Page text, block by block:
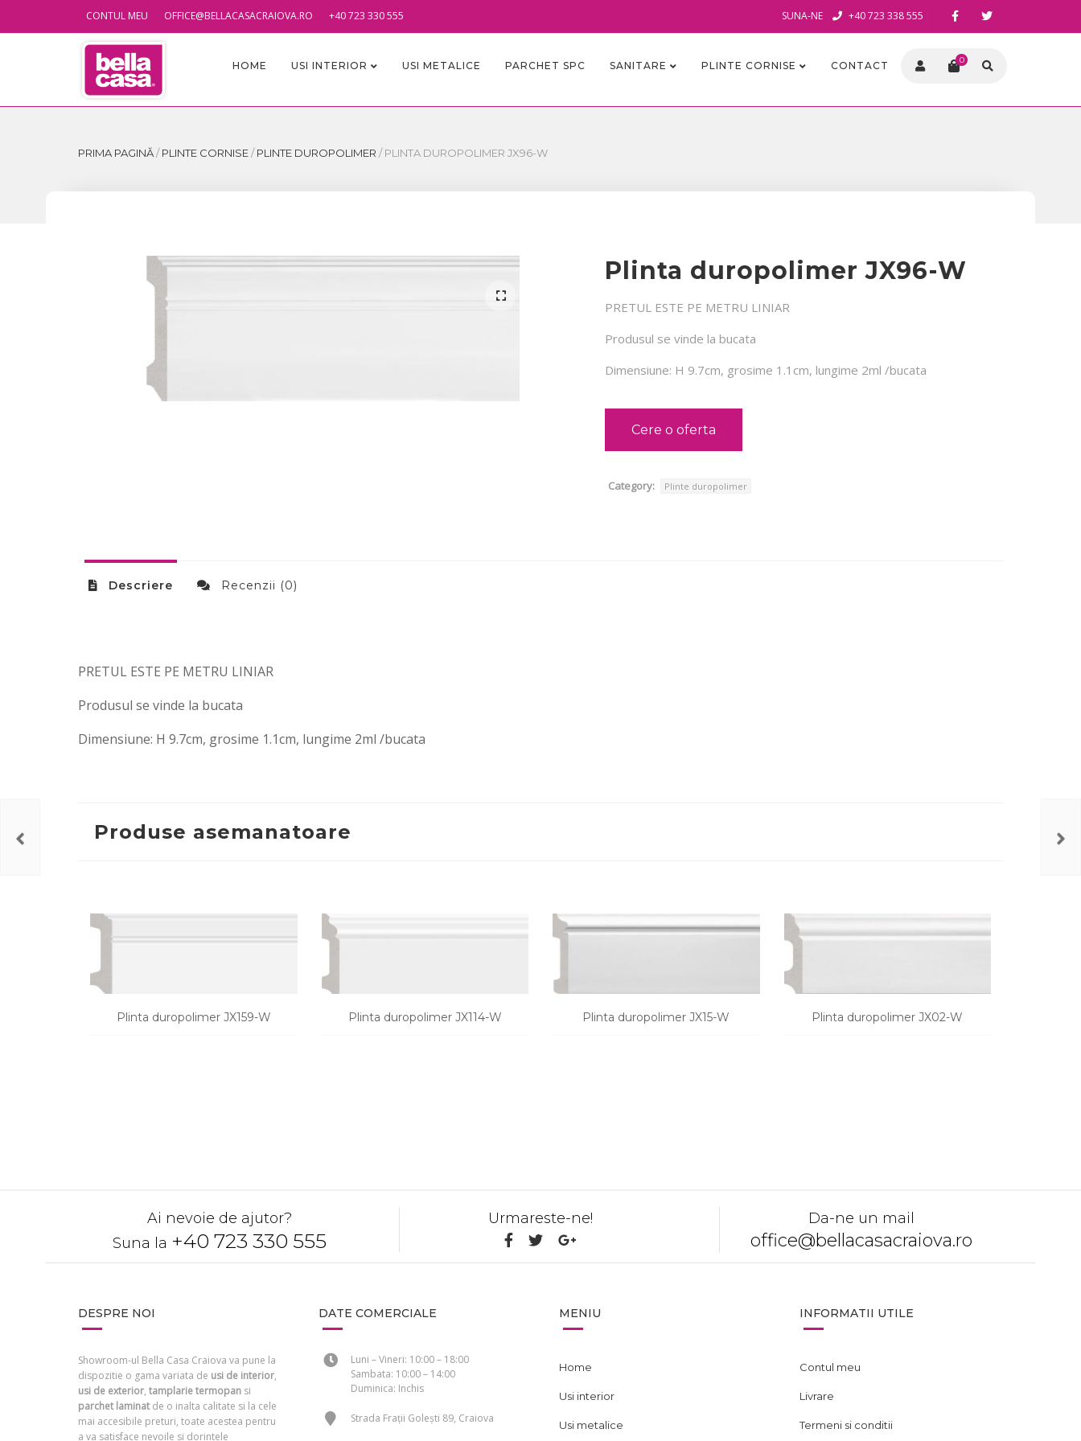
SUNA-NE +40 723 338 555
CONTUL MEU OFFICE@BELLACASACRAIOVA.RO +40 723 330 555
0
HOME USI INTERIOR USI METALICE PARCHET SPC SANITARE PLINTE CORNISE CONTACT
PRIMA PAGINĂ/ PLINTE CORNISE/ PLINTE DUROPOLIMER /PLINTA DUROPOLIMER JX96-W
Plinta duropolimer JX96-W
PRETUL ESTE PE METRU LINIAR
Produsul se vinde la bucata
Dimensiune: H 9.7cm, grosime 1.1cm, lungime 2ml /bucata
Cere o oferta
Category: Plinte duropolimer
Descriere Recenzii (0)
PRETUL ESTE PE METRU LINIAR
Produsul se vinde la bucata
Dimensiune: H 9.7cm, grosime 1.1cm, lungime 2ml /bucata
Produse asemanatoare
Plinta duropolimer JX159-W Plinta duropolimer JX114-W Plinta duropolimer JX15-W Plinta duropolimer JX02-W
Ai nevoie de ajutor?
Suna la +40 723 330 555
Urmareste-ne! Da-ne un mail
office@bellacasacraiova.ro
DESPRE NOI
Showroom-ul Bella Casa Craiova va pune la
dispozitie o gama variata de usi de interior,
usi de exterior, tamplarie termopan si
parchet laminatde o inalta calitate si la cele
mai accesibile preturi, toate acestea pentru
a va satisface nevoile si dorintele
DATE COMERCIALE
Luni – Vineri: 10:00 – 18:00
Sambata: 10:00 – 14:00
Duminica: Inchis
Strada Frații Golești 89, Craiova
MENIU
Home
Usi interior
Usi metalice
INFORMATII UTILE
Contul meu
Livrare
Termeni si conditii